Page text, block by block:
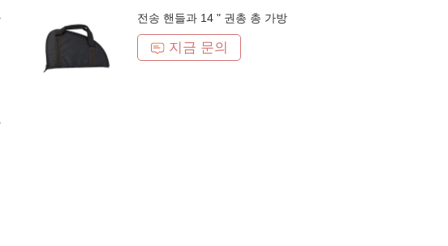
전송 핸들과 14 " 권총 총 가방
지금 문의